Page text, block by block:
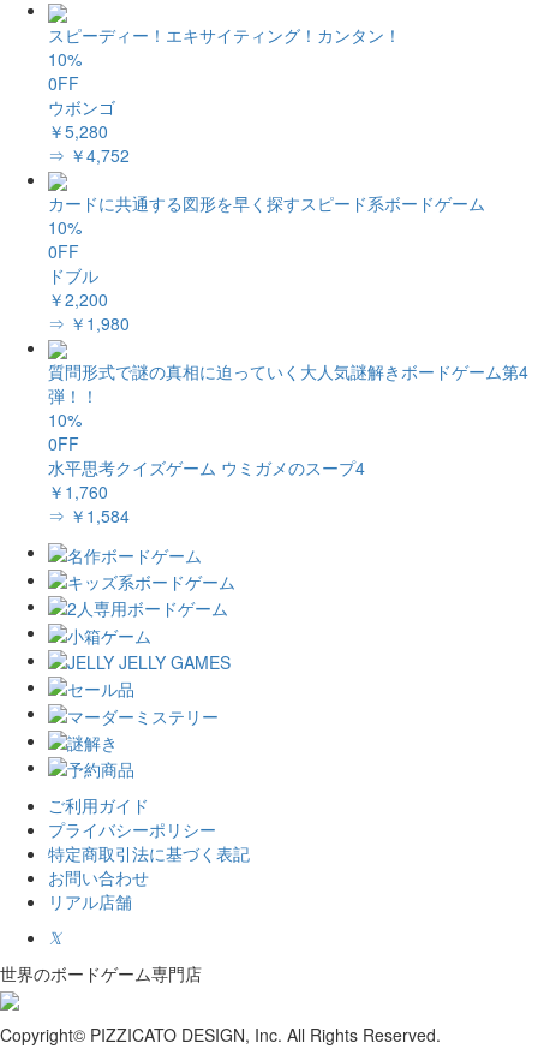
スピーディー！エキサイティング！カンタン！
10%
0FF
ウボンゴ
￥5,280
⇒ ￥4,752
カードに共通する図形を早く探すスピード系ボードゲーム
10%
0FF
ドブル
￥2,200
⇒ ￥1,980
質問形式で謎の真相に迫っていく大人気謎解きボードゲーム第4
弾！！
10%
0FF
水平思考クイズゲーム ウミガメのスープ4
￥1,760
⇒ ￥1,584
ご利用ガイド
プライバシーポリシー
特定商取引法に基づく表記
お問い合わせ
リアル店舗
𝕏
世界のボードゲーム専門店
Copyright© PIZZICATO DESIGN, Inc. All Rights Reserved.